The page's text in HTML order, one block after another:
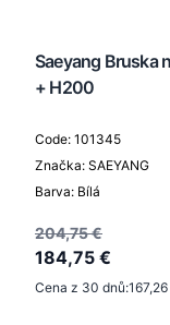
Saeyang Bruska
+ H200
Code: 101345
Značka: SAEYANG
Barva: Bílá
204,75 €
184,75 €
Cena z 30 dnů: